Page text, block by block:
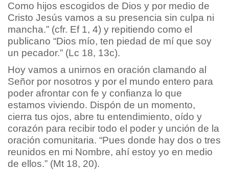
Como hijos escogidos de Dios y por medio de
Cristo Jesús vamos a su presencia sin culpa ni
mancha.” (cfr. Ef 1, 4) y repitiendo como el
publicano “Dios mío, ten piedad de mí que soy
un pecador.” (Lc 18, 13c).
Hoy vamos a unirnos en oración clamando al
Señor por nosotros y por el mundo entero para
poder afrontar con fe y confianza lo que
estamos viviendo. Dispón de un momento,
cierra tus ojos, abre tu entendimiento, oído y
corazón para recibir todo el poder y unción de la
oración comunitaria. “Pues donde hay dos o tres
reunidos en mi Nombre, ahí estoy yo en medio
de ellos.” (Mt 18, 20).